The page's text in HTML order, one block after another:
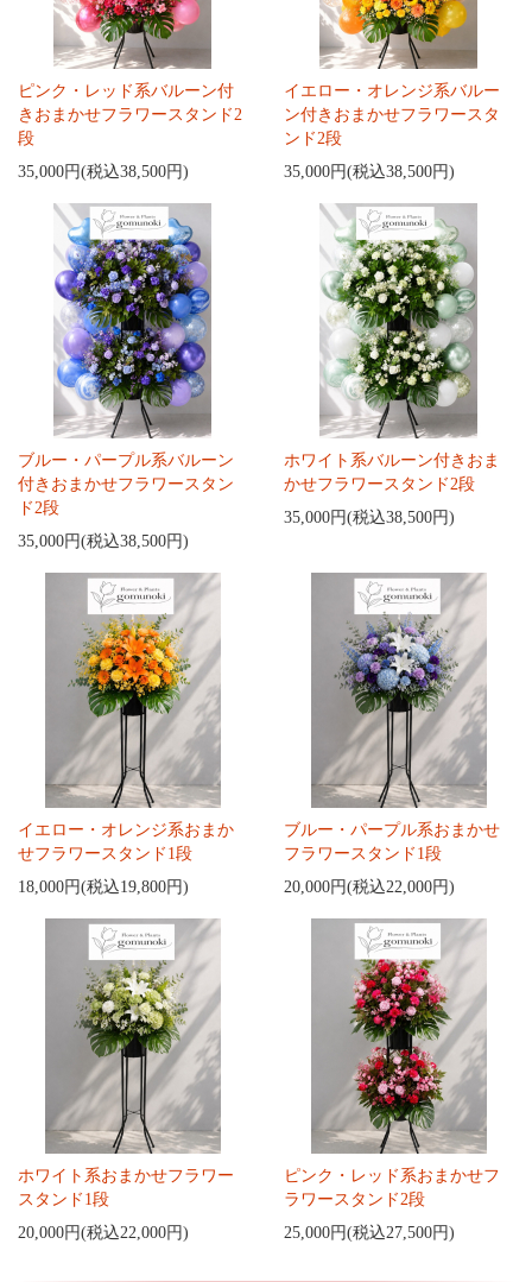
ピンク・レッド系バルーン付
きおまかせフラワースタンド2
段
35,000円(税込38,500円)
イエロー・オレンジ系バルー
ン付きおまかせフラワースタ
ンド2段
35,000円(税込38,500円)
ブルー・パープル系バルーン
付きおまかせフラワースタン
ド2段
35,000円(税込38,500円)
ホワイト系バルーン付きおま
かせフラワースタンド2段
35,000円(税込38,500円)
イエロー・オレンジ系おまか
せフラワースタンド1段
18,000円(税込19,800円)
ブルー・パープル系おまかせ
フラワースタンド1段
20,000円(税込22,000円)
ホワイト系おまかせフラワー
スタンド1段
20,000円(税込22,000円)
ピンク・レッド系おまかせフ
ラワースタンド2段
25,000円(税込27,500円)